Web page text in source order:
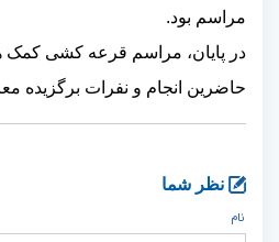
مراسم بود.
در پایان، مراسم قرعه کشی
حاضرین انجام و نفرات برگزیده
نظر شما
نام